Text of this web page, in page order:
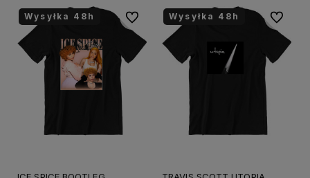
Wysyłka 48h Do ulubionychWysyłka 48h Do